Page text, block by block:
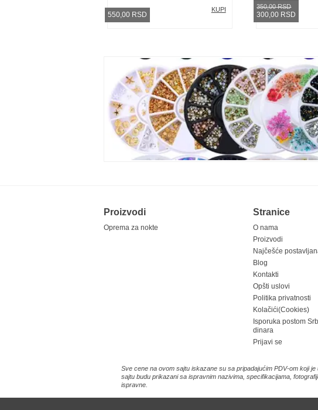
KUPI
550,00 RSD
350,00 RSD
300,00 RSD
Proizvodi
Oprema za nokte
Stranice
O nama
Proizvodi
Najčešće
Blog
Kontakti
Opšti uslovi
Politika privatnosti
Kolačići(Cookies)
Isporuka postom
dinara
Prijavi se
Sve cene na ovom sajtu iskazane su sa pripadajućim PDV-om koji
sajtu budu prikazani sa ispravnim nazivima, specifikacijama,
ispravne.